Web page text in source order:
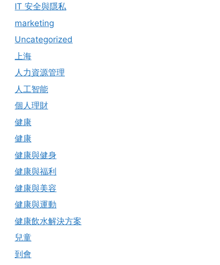
IT 安全與隱私
marketing
Uncategorized
上海
人力資源管理
人工智能
個人理財
健康
健康
健康與健身
健康與福利
健康與美容
健康與運動
健康飲水解決方案
兒童
到會